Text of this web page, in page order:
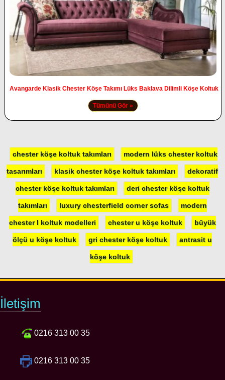
Avangarde Klasik Chester Köşe Takımı Lüks Baklava Dilimli Köşe Koltuk
Tümünü Gör »
chester köşe koltuk takımları modern lüks chester koltuk
tasarımları klasik chester köşe koltuk takımları dekoratif
chester köşe koltuk takımları deri chester köşe koltuk
takımları luxury chesterfield corner sofas modern
chester l koltuk modelleri chester u köşe koltuk büyük
ölçü u köşe koltuk gri chester köşe koltuk antrasit u
köşe koltuk
İletişim
0216 313 00 35
0216 313 00 35